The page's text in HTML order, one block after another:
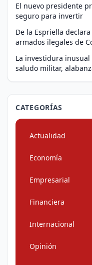
El nuevo presidente
seguro para invertir
De la Espriella
armados ilegales de
La investidura
saludo militar,
CATEGORÍAS
Actualidad
Economía
Empresarial
Financiera
Internacional
Opinión